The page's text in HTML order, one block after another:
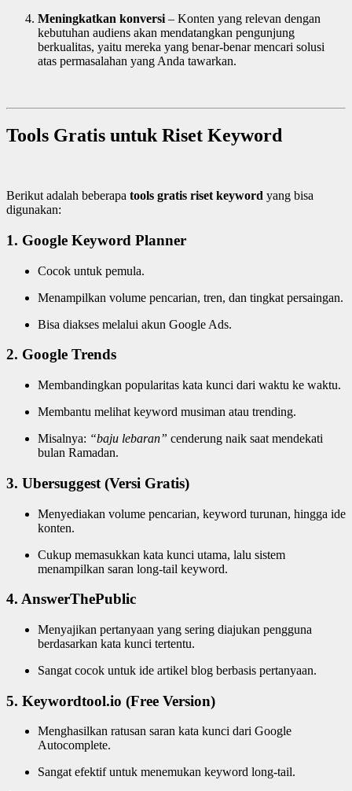
Meningkatkan konversi– Konten yang relevan dengan
kebutuhan audiens akan mendatangkan pengunjung
berkualitas, yaitu mereka yang benar-benar mencari solusi
atas permasalahan yang Anda tawarkan.
Tools Gratis untuk Riset Keyword
Berikut adalah beberapa tools gratis riset keyword yang bisa
digunakan:
1. Google Keyword Planner
Cocok untuk pemula.
Menampilkan volume pencarian, tren, dan tingkat persaingan.
Bisa diakses melalui akun Google Ads.
2. Google Trends
Membandingkan popularitas kata kunci dari waktu ke waktu.
Membantu melihat keyword musiman atau trending.
Misalnya: “baju lebaran” cenderung naik saat mendekati
bulan Ramadan.
3. Ubersuggest (Versi Gratis)
Menyediakan volume pencarian, keyword turunan, hingga ide
konten.
Cukup memasukkan kata kunci utama, lalu sistem
menampilkan saran long-tail keyword.
4. AnswerThePublic
Menyajikan pertanyaan yang sering diajukan pengguna
berdasarkan kata kunci tertentu.
Sangat cocok untuk ide artikel blog berbasis pertanyaan.
5. Keywordtool.io (Free Version)
Menghasilkan ratusan saran kata kunci dari Google
Autocomplete.
Sangat efektif untuk menemukan keyword long-tail.